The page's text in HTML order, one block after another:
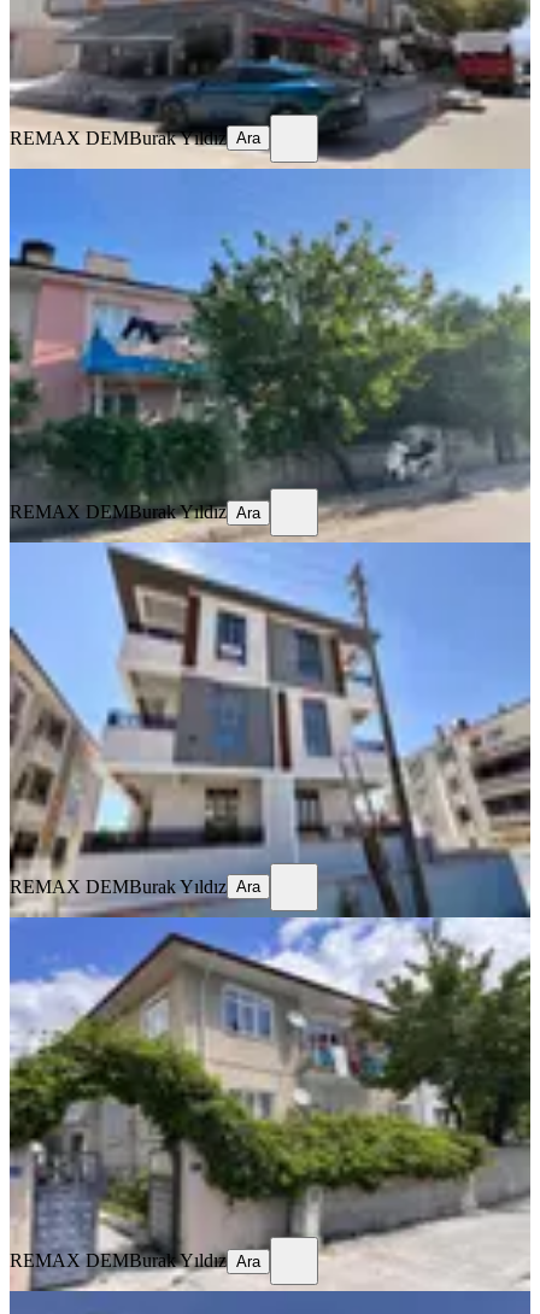
REMAX DEMBurak Yıldız
Ara
REMAX DEMBurak Yıldız Ara
Eşyalı Kiralık 2+1 Daire
Merkez, Kazım Karabekir Mahallesi
2+1 ·100 m² ·1. Kat ·25.07.2026
12.750 ₺
REMAX DEM Burak Yıldız
Ara
REMAX DEMBurak Yıldız Ara
SIFIR BİNA
Remax Dem'den Kazim Karabekir
Mah. 2+1 Ara Kat Fırsat Daire
Merkez, Kazım Karabekir Mahallesi
2+1
100 m²·2. Kat·23.07.2026
21.000 ₺
REMAX DEMBurak Yıldız
Ara
REMAX DEMBurak Yıldız Ara
BALKONLU
Remax Dem'den İnönü Mah. Kiralık
3+1 Daire
Merkez, Yavuz Selim Mahallesi
3+1·125 m²·Yüksek giriş·23.07.2026
13.000 ₺
REMAX DEMBurak Yıldız
Ara
REMAX DEMBurak Yıldız Ara